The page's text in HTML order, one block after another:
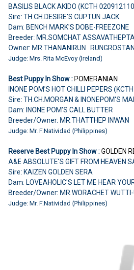
BASILIS BLACK AKIDO (KCTH
Sire: TH.CH.DESIRE'S CUPTUN JACK
Dam: BENCH MARK'S DOBE-FREEZONE
Breeder: MR.SOMCHAT
Owner: MR.THANANIRUN
Judge: Mrs. Rita McEvoy (Ireland)
Best Puppy In Show :POMERANIAN
INONE POM'S HOT CHILLI PEPERS
Sire: TH.CH.MORGAN & INONEPOM'S
Dam: INONE POM'S CALL BUTTER
Breeder/Owner: MR.THATTHEP INWAN
Judge: Mr. F.Natividad (Philippines)
Reserve Best Puppy In Show :GOLDEN
A&E ABSOLUTE'S GIFT FROM HEAVEN
Sire: KAIZEN GOLDEN SERA
Dam: LOVEAHOLIC'S LET ME HEAR
Breeder/Owner: MR.WORACHET
Judge: Mr. F.Natividad (Philippines)